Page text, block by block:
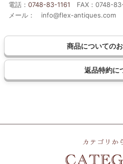
電話： 0748-83-1161 FAX：0748-
メール： info@flex-antiques.com
商品についての
返品特約に